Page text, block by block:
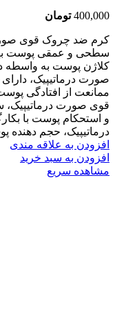
400,000 تومان
کرم ضد چروک قوی
سطحی و عمقی پوست
کلاژن پوست به واسطه
صورت درماتیپیک،
ممانعت از افتادگی
قوی صورت درماتیپیک،
و استحکام پوست با
درماتیپیک، حجم دهنده
افزودن به علاقه مندی
افزودن به سبد خرید
مشاهده سریع